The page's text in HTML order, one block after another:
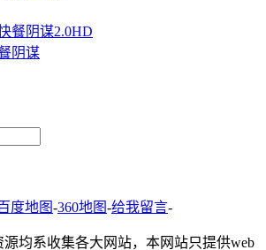
2.0HD
阴谋
度地图-360地图-给我留言-
均系收集各大网站，本网站只提供web